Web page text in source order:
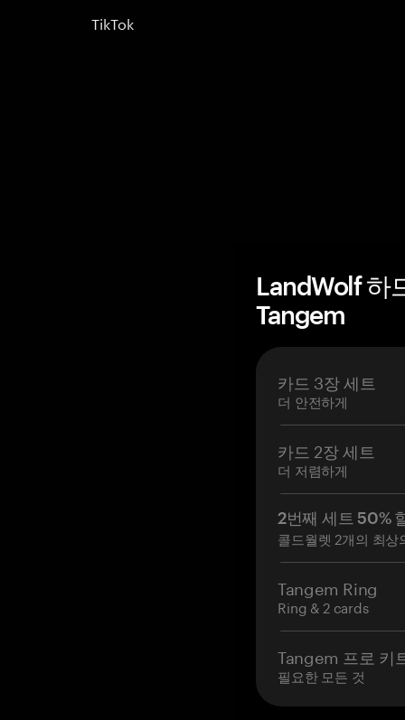
TikTok
LandWolf 하
Tangem
카드 3장 세트
더 안전하게
카드 2장 세트
더 저렴하게
2번째 세트 50%
콜드월렛 2개의 최상
Tangem Ring
Ring & 2 cards
Tangem 프로 키
필요한 모든 것